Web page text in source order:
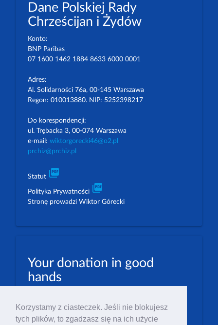
Korzystamy z ciasteczek. Jeśli nie blokujesz
tych plików, to zgadzasz się na ich użycie
Dane Polskiej Rady
Chrześcijan i Żydów
Konto:
BNP Paribas
07 1600 1462 1884 8633 6000 0001
Adres:
Al. Solidarności 76a, 00-145 Warszawa
Regon: 010013880. NIP: 5252398217
Do korespondencji:
ul. Trębacka 3, 00-074 Warszawa
e-mail: wiktorgorecki46@o2.pl
prchiz@prchiz.pl
Statut picture_as_pdf
Polityka Prywatności picture_as_pdf
Stronę prowadzi Wiktor Górecki
Your donation in good
hands
EUR: 23 1600 1462 1884 8633 6000 0004